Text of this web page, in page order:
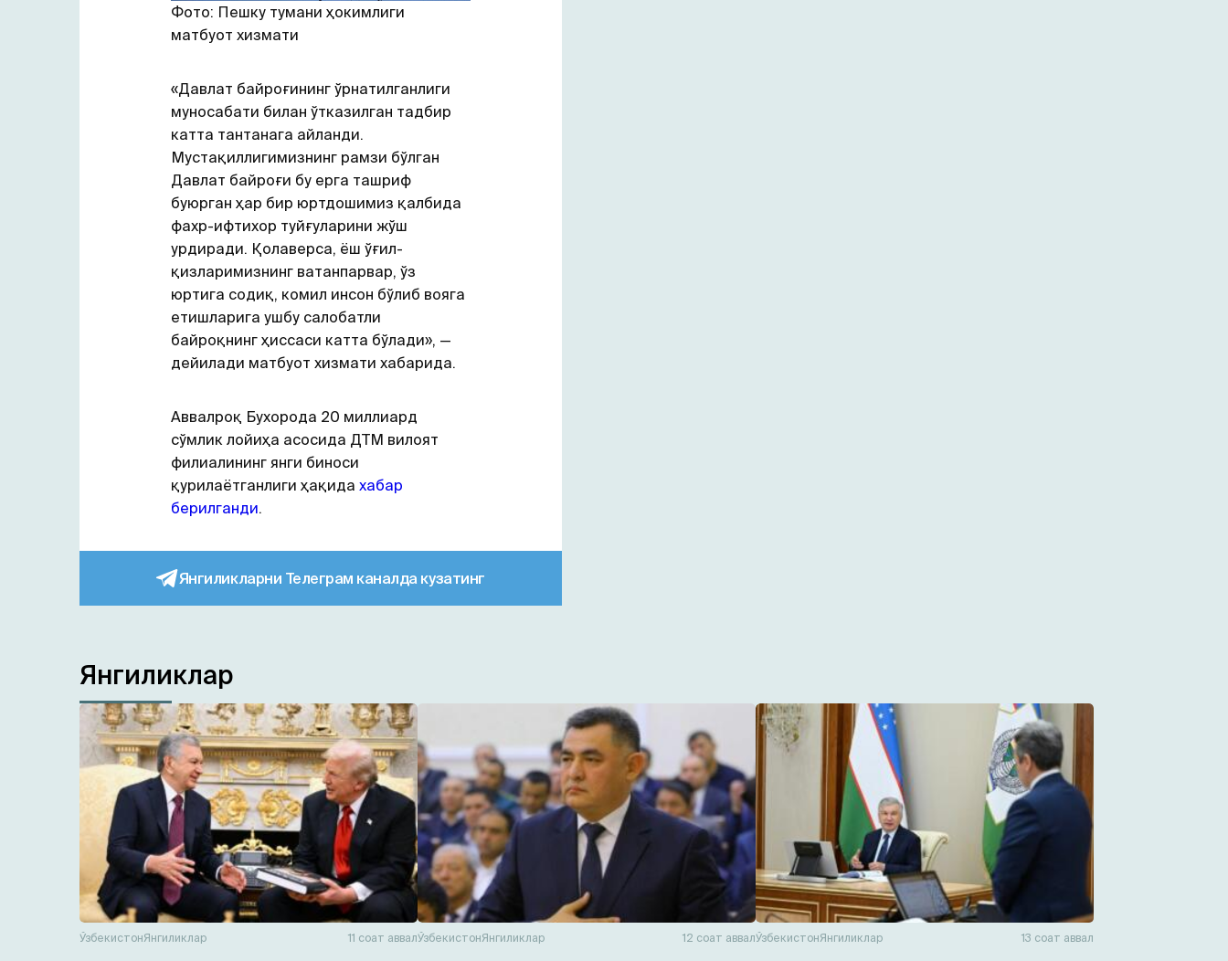
Фото: Пешку тумани ҳокимлиги
матбуот хизмати
«Давлат байроғининг ўрнатилганлиги
муносабати билан ўтказилган тадбир
катта тантанага айланди.
Мустақиллигимизнинг рамзи бўлган
Давлат байроғи бу ерга ташриф
буюрган ҳар бир юртдошимиз қалбида
фахр-ифтихор туйғуларини жўш
урдиради. Қолаверса, ёш ўғил-
қизларимизнинг ватанпарвар, ўз
юртига содиқ, комил инсон бўлиб вояга
етишларига ушбу салобатли
байроқнинг ҳиссаси катта бўлади», —
дейилади матбуот хизмати хабарида.
Аввалроқ Бухорода 20 миллиард
сўмлик лойиҳа асосида ДТМ вилоят
филиалининг янги биноси
қурилаётганлиги ҳақида хабар
берилганди.
Янгиликларни Телеграм каналда кузатинг
Янгиликлар
ЎзбекистонЯнгиликлар 11 соат аввалЎзбекистонЯнгиликлар 12 соат аввалЎзбекистонЯнгиликлар 13 соат аввал